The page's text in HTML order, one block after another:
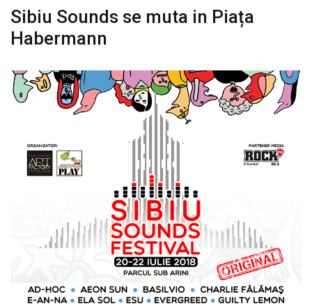
Sibiu Sounds se muta in Piața
Habermann